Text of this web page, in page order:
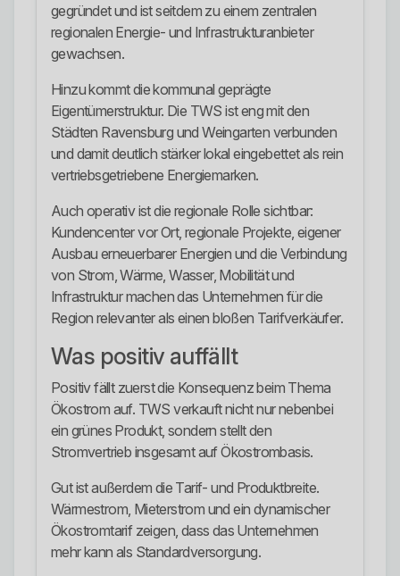
gegründet und ist seitdem zu einem zentralen
regionalen Energie- und Infrastrukturanbieter
gewachsen.
Hinzu kommt die kommunal geprägte
Eigentümerstruktur. Die TWS ist eng mit den
Städten Ravensburg und Weingarten verbunden
und damit deutlich stärker lokal eingebettet als rein
vertriebsgetriebene Energiemarken.
Auch operativ ist die regionale Rolle sichtbar:
Kundencenter vor Ort, regionale Projekte, eigener
Ausbau erneuerbarer Energien und die Verbindung
von Strom, Wärme, Wasser, Mobilität und
Infrastruktur machen das Unternehmen für die
Region relevanter als einen bloßen Tarifverkäufer.
Was positiv auffällt
Positiv fällt zuerst die Konsequenz beim Thema
Ökostrom auf. TWS verkauft nicht nur nebenbei
ein grünes Produkt, sondern stellt den
Stromvertrieb insgesamt auf Ökostrombasis.
Gut ist außerdem die Tarif- und Produktbreite.
Wärmestrom, Mieterstrom und ein dynamischer
Ökostromtarif zeigen, dass das Unternehmen
mehr kann als Standardversorgung.